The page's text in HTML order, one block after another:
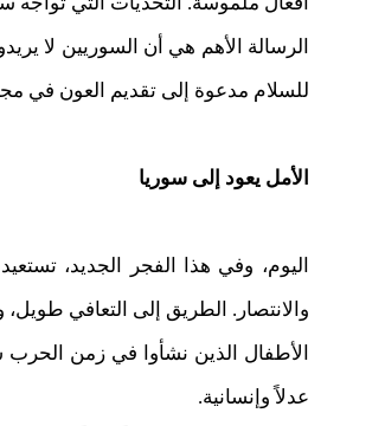
الرسالة الأهم هي أن السوريين لا
للسلام مدعوة إلى تقديم العون في
الأمل يعود إلى سوريا
اليوم، وفي هذا الفجر الجديد،
والانتصار. الطريق إلى التعافي
الأطفال الذين نشأوا في زمن الحرب
عدلاً وإنسانية.